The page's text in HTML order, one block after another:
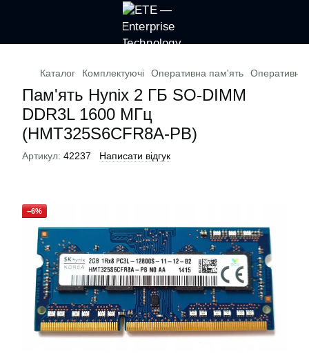
Каталог Комплектуючі Оперативна пам'ять Оперативна
Пам'ять Hynix 2 ГБ SO-DIMM
DDR3L 1600 МГц
(HMT325S6CFR8A-PB)
Артикул: 42237 Написати відгук
−6%